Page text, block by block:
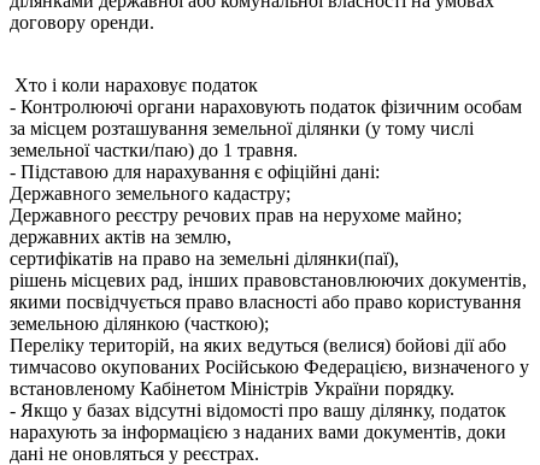
договору оренди.
Хто і коли нараховує податок
- Контролюючі органи нараховують податок фізичним особам
за місцем розташування земельної ділянки (у тому числі
земельної частки/паю) до 1 травня.
- Підставою для нарахування є офіційні дані:
Державного земельного кадастру;
Державного реєстру речових прав на нерухоме майно;
державних актів на землю,
сертифікатів на право на земельні ділянки(паї),
рішень місцевих рад, інших правовстановлюючих документів,
якими посвідчується право власності або право користування
земельною ділянкою (часткою);
Переліку територій, на яких ведуться (велися) бойові дії або
тимчасово окупованих Російською Федерацією, визначеного у
встановленому Кабінетом Міністрів України порядку.
- Якщо у базах відсутні відомості про вашу ділянку, податок
нарахують за інформацією з наданих вами документів, доки
дані не оновляться у реєстрах.